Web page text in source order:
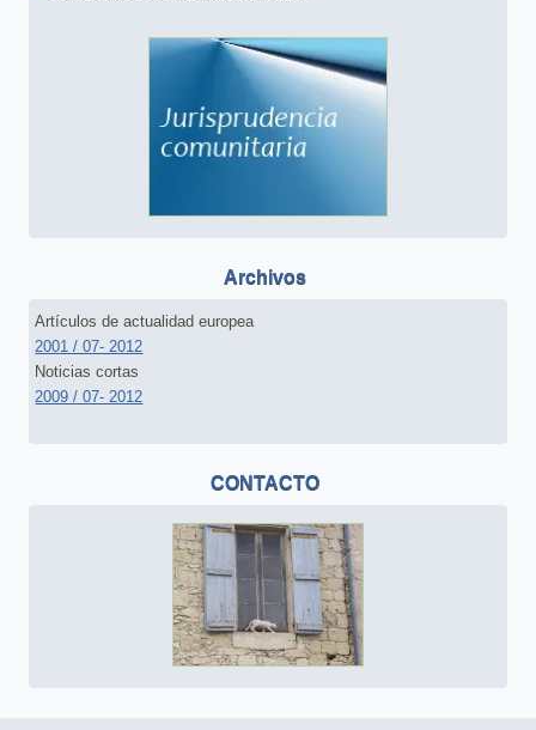
Archivos
Artículos de actualidad europea
2001 / 07- 2012
Noticias cortas
2009 / 07- 2012
CONTACTO